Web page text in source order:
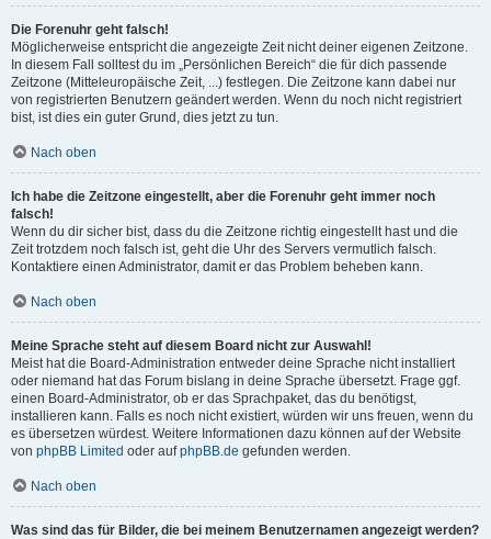
Die Forenuhr geht falsch!
Möglicherweise entspricht die angezeigte Zeit nicht deiner eigenen Zeitzone.
In diesem Fall solltest du im „Persönlichen Bereich“ die für dich passende
Zeitzone (Mitteleuropäische Zeit, ...) festlegen. Die Zeitzone kann dabei nur
von registrierten Benutzern geändert werden. Wenn du noch nicht registriert
bist, ist dies ein guter Grund, dies jetzt zu tun.
Nach oben
Ich habe die Zeitzone eingestellt, aber die Forenuhr geht immer noch
falsch!
Wenn du dir sicher bist, dass du die Zeitzone richtig eingestellt hast und die
Zeit trotzdem noch falsch ist, geht die Uhr des Servers vermutlich falsch.
Kontaktiere einen Administrator, damit er das Problem beheben kann.
Nach oben
Meine Sprache steht auf diesem Board nicht zur Auswahl!
Meist hat die Board-Administration entweder deine Sprache nicht installiert
oder niemand hat das Forum bislang in deine Sprache übersetzt. Frage ggf.
einen Board-Administrator, ob er das Sprachpaket, das du benötigst,
installieren kann. Falls es noch nicht existiert, würden wir uns freuen, wenn du
es übersetzen würdest. Weitere Informationen dazu können auf der Website
von phpBB Limited oder aufphpBB.de gefunden werden.
Nach oben
Was sind das für Bilder, die bei meinem Benutzernamen angezeigt werden?